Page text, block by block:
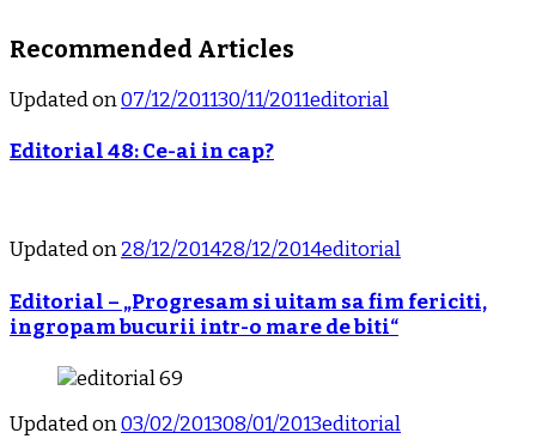
Recommended Articles
Updated on07/12/201130/11/2011editorial
Editorial 48: Ce-ai in cap?
Updated on28/12/201428/12/2014editorial
Editorial – „Progresam si uitam sa fim fericiti,
ingropam bucurii intr-o mare de biti“
Updated on03/02/201308/01/2013editorial